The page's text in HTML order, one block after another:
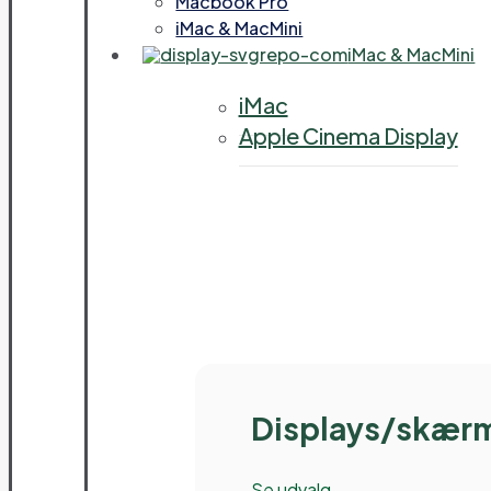
iMac & MacMini
iMac & MacMini
iMac
Apple Cinema Display
Displays/